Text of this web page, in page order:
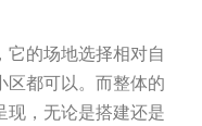
的场地选择相对自
区都可以。而整体的
现，无论是搭建还是